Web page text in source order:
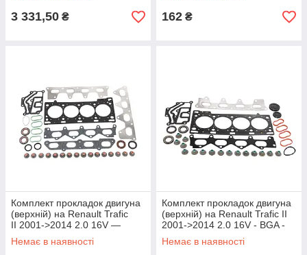
3 331,50 ₴ 162 ₴
Комплект прокладок двигуна
(верхній) на Renault Trafic
II 2001->2014 2.0 16V —
Corteco - 418720P
Немає в наявності
Комплект прокладок двигуна
(верхній) на Renault Trafic II
2001->2014 2.0 16V - BGA -
HK1544
Немає в наявності